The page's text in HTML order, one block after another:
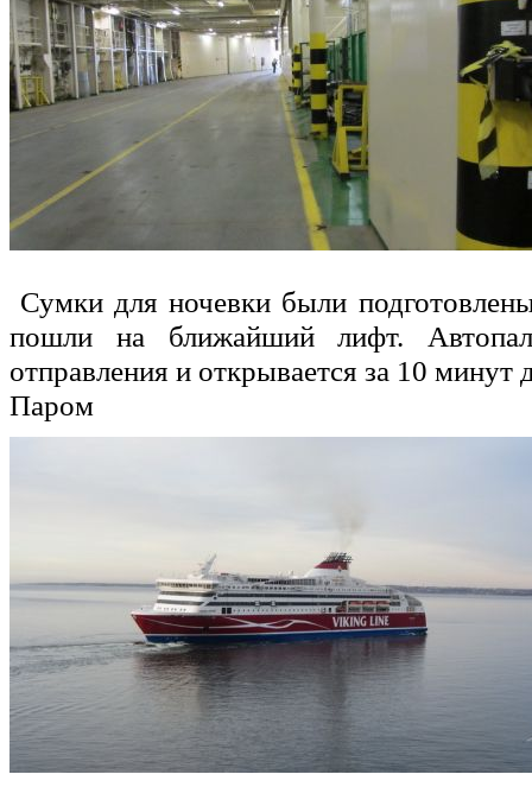
Сумки для ночевки были
пошли на ближайший лифт.
отправления и открывается за 10 минут
Паром